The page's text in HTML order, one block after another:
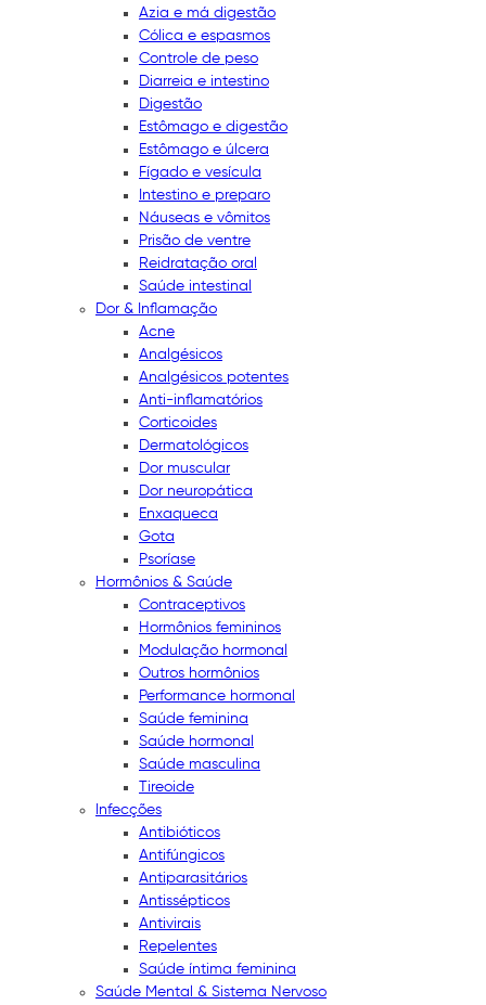
Azia e má digestão
Cólica e espasmos
Controle de peso
Diarreia e intestino
Digestão
Estômago e digestão
Estômago e úlcera
Fígado e vesícula
Intestino e preparo
Náuseas e vômitos
Prisão de ventre
Reidratação oral
Saúde intestinal
Dor & Inflamação
Acne
Analgésicos
Analgésicos potentes
Anti-inflamatórios
Corticoides
Dermatológicos
Dor muscular
Dor neuropática
Enxaqueca
Gota
Psoríase
Hormônios & Saúde
Contraceptivos
Hormônios femininos
Modulação hormonal
Outros hormônios
Performance hormonal
Saúde feminina
Saúde hormonal
Saúde masculina
Tireoide
Infecções
Antibióticos
Antifúngicos
Antiparasitários
Antissépticos
Antivirais
Repelentes
Saúde íntima feminina
Saúde Mental & Sistema Nervoso